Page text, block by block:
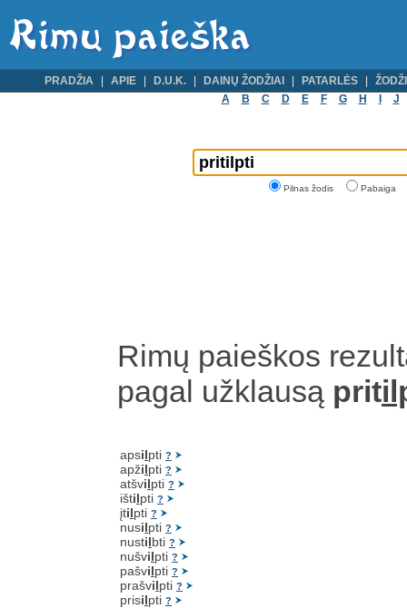
PRADŽIA APIE D.U.K. DAINŲ ŽODŽIAI PATARLĖS
A
B C D E F G H J
Pilnas žodis Pabaiga
Rimų paieškos
pagal užklausą prit
apsilpti ?
apžilpti ?
atšvilpti ?
ištilpti ?
įtilpti ?
nusilpti ?
nustilbti ?
nušvilpti ?
pašvilpti ?
prašvilpti ?
prisilpti ?